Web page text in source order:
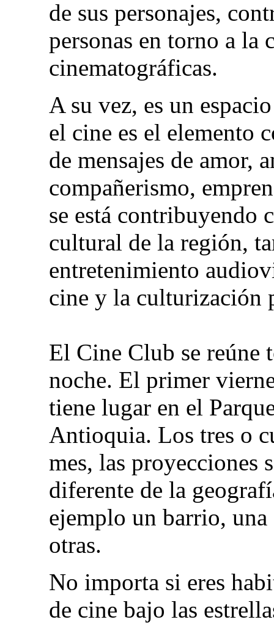
de sus personajes,
personas en torno a la
cinematográficas.
A su vez, es un
el cine es el elemento
de mensajes de amor,
compañerismo,
se está contribuyendo
cultural de la región,
entretenimiento
cine y la culturización
El Cine Club se reúne
noche. El primer
tiene lugar en el
Antioquia. Los tres o
mes, las proyecciones
diferente de la
ejemplo un barrio, una
otras.
No importa si eres
de cine bajo las